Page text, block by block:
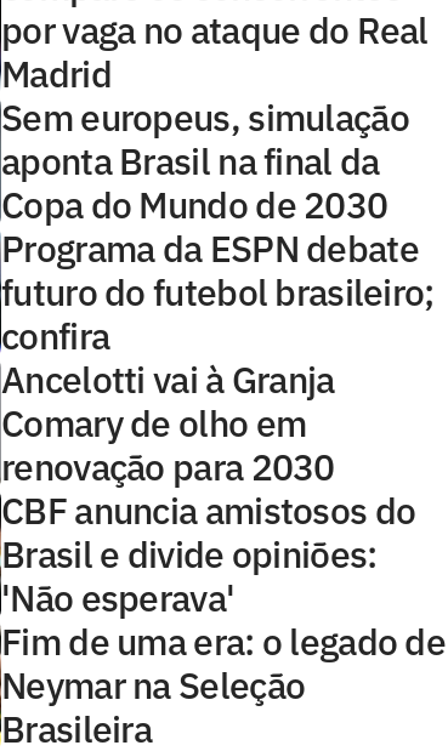
por vaga no ataque do Real
Madrid
Sem europeus, simulação
aponta Brasil na final da
Copa do Mundo de 2030
Programa da ESPN debate
futuro do futebol brasileiro;
confira
Ancelotti vai à Granja
Comary de olho em
renovação para 2030
CBF anuncia amistosos do
Brasil e divide opiniões:
'Não esperava'
Fim de uma era: o legado de
Neymar na Seleção
Brasileira